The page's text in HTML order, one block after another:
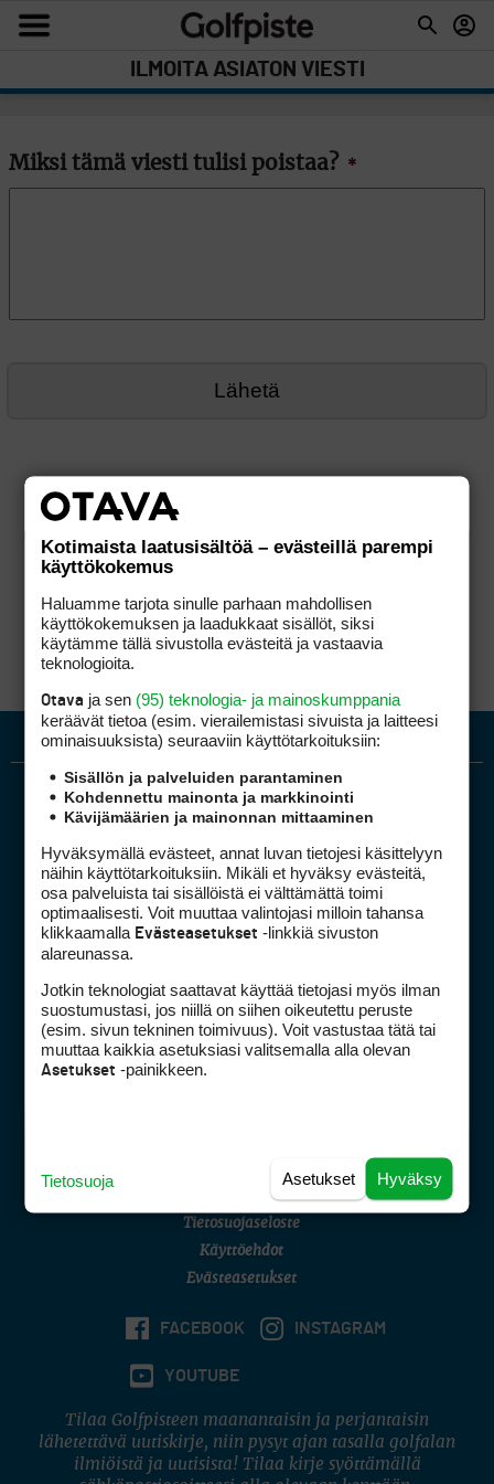
ILMOITA ASIATON VIESTI
Miksi tämä viesti tulisi poistaa? *
Golfpiste mediakortti
Golfpisteen yhteystiedot
DSA avoimuusraportti
Asiakaspalvelu
(digi) digi@otavamedia.fi
Tietosuojaseloste
Käyttöehdot
Evästeasetukset
FACEBOOK INSTAGRAM
YOUTUBE
Tilaa Golfpisteen maanantaisin ja perjantaisin
lähetettävä uutiskirje, niin pysyt ajan tasalla golfalan
ilmiöistä ja uutisista! Tilaa kirje syöttämällä
Kotimaista laatusisältöä – evästeillä parempi
käyttökokemus
Haluamme tarjota sinulle parhaan mahdollisen
käyttökokemuksen ja laadukkaat sisällöt, siksi
käytämme tällä sivustolla evästeitä ja vastaavia
teknologioita.
Otava ja sen (95) teknologia- ja mainoskumppania
keräävät tietoa (esim. vierailemis­tasi sivuista ja laitteesi
ominaisuuk­sista) seuraaviin käyttötarkoituksiin:
Sisällön ja palveluiden parantaminen
Kohdennettu mainonta ja markkinointi
Kävijämäärien ja mainonnan mittaaminen
Hyväksymällä evästeet, annat luvan tietojesi käsittelyyn
näihin käyttötarkoituksiin. Mikäli et hyväksy evästeitä,
osa palveluista tai sisällöistä ei välttämättä toimi
optimaalisesti. Voit muuttaa valintojasi milloin tahansa
klikkaamalla Evästeasetukset -linkkiä sivuston
alareunassa.
Jotkin teknologiat saattavat käyttää tietojasi myös ilman
suostumustasi, jos niillä on siihen oikeutettu peruste
(esim. sivun tekninen toimivuus). Voit vastustaa tätä tai
muuttaa kaikkia asetuksiasi valitsemalla alla olevan
Asetukset -painikkeen.
Hyväksy
Asetukset
Tietosuoja